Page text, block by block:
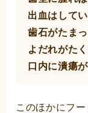
出血はして
歯石がたま
よだれがた
口内に潰瘍
このほかにフ